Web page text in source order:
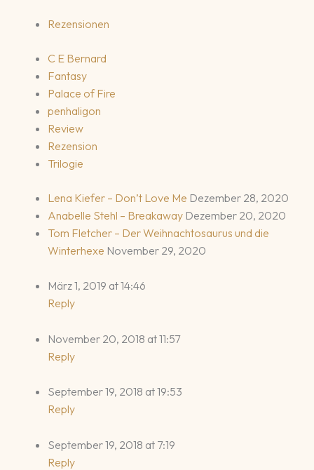
Rezensionen
C E Bernard
Fantasy
Palace of Fire
penhaligon
Review
Rezension
Trilogie
Lena Kiefer – Don’t Love Me Dezember 28, 2020
Anabelle Stehl – Breakaway Dezember 20, 2020
Tom Fletcher – Der Weihnachtosaurus und die
Winterhexe November 29, 2020
März 1, 2019 at 14:46
Reply
November 20, 2018 at 11:57
Reply
September 19, 2018 at 19:53
Reply
September 19, 2018 at 7:19
Reply